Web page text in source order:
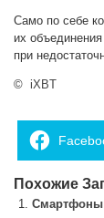
Само по себе
их
при
© iXBT
Похожие
Смартфоны